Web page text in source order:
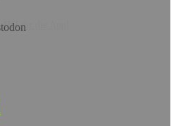
Hol dir die App!